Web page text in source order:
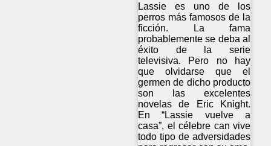
Lassie es uno de los
perros más famosos de la
ficción. La fama
probablemente se deba al
éxito de la serie
televisiva. Pero no hay
que olvidarse que el
germen de dicho producto
son las excelentes
novelas de Eric Knight.
En “Lassie vuelve a
casa”, el célebre can vive
todo tipo de adversidades